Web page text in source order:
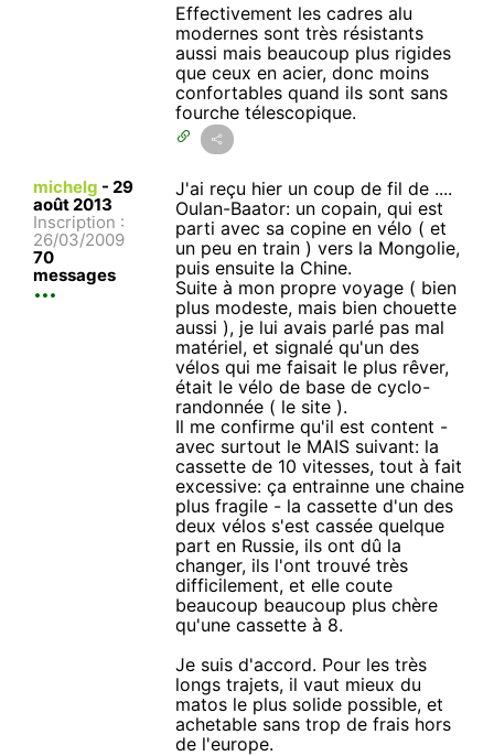
Effectivement les cadres alu
modernes sont très résistants
aussi mais beaucoup plus rigides
que ceux en acier, donc moins
confortables quand ils sont sans
fourche télescopique.
michelg - 29
août 2013
Inscription :
26/03/2009
70
messages
J'ai reçu hier un coup de fil de ....
Oulan-Baator: un copain, qui est
parti avec sa copine en vélo ( et
un peu en train ) vers la Mongolie,
puis ensuite la Chine.
Suite à mon propre voyage ( bien
plus modeste, mais bien chouette
aussi ), je lui avais parlé pas mal
matériel, et signalé qu'un des
vélos qui me faisait le plus rêver,
était le vélo de base de cyclo-
randonnée ( le site ).
Il me confirme qu'il est content -
avec surtout le MAIS suivant: la
cassette de 10 vitesses, tout à fait
excessive: ça entrainne une chaine
plus fragile - la cassette d'un des
deux vélos s'est cassée quelque
part en Russie, ils ont dû la
changer, ils l'ont trouvé très
difficilement, et elle coute
beaucoup beaucoup plus chère
qu'une cassette à 8.
Je suis d'accord. Pour les très
longs trajets, il vaut mieux du
matos le plus solide possible, et
achetable sans trop de frais hors
de l'europe.